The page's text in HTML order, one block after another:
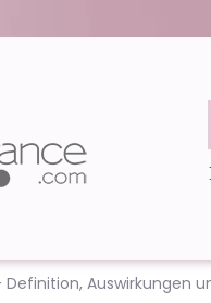
Definition, Auswirkungen